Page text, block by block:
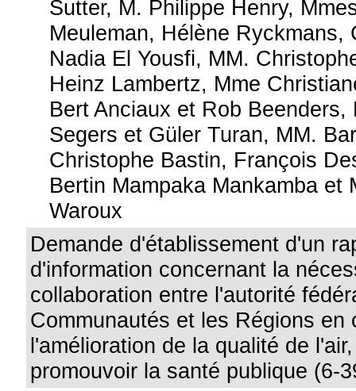
Sutter, M. Philippe Henry,
Meuleman, Hélène Ryckmans,
Nadia El Yousfi, MM.
Heinz Lambertz, Mme
Bert Anciaux et Rob Beenders,
Segers et Güler Turan, MM.
Christophe Bastin, François
Bertin Mampaka Mankamba et
Waroux
Demande d'établissement d'un
d'information concernant la
collaboration entre l'autorité
Communautés et les Régions en
l'amélioration de la qualité de
promouvoir la santé publique (6-